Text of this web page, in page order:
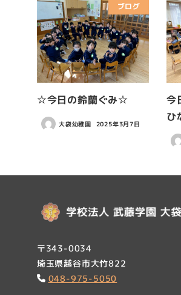
ブログ
☆今日の鈴蘭ぐみ☆
大袋幼稚園 2025年3月7日
今
ひ
〒343-0034
埼玉県越谷市大竹822
048-975-5050